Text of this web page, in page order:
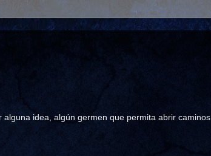
idea, algún germen que permita abrir caminos,